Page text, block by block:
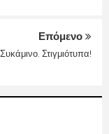
Επόμενο
Στιγμιότυπα!